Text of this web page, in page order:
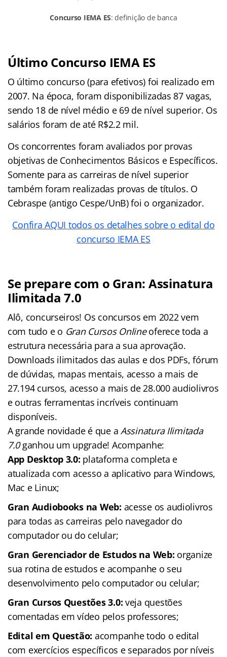
Concurso IEMA ES: definição de banca
Último Concurso IEMA ES
O último concurso (para efetivos) foi realizado em
2007. Na época, foram disponibilizadas 87 vagas,
sendo 18 de nível médio e 69 de nível superior. Os
salários foram de até R$2.2 mil.
Os concorrentes foram avaliados por provas
objetivas de Conhecimentos Básicos e Específicos.
Somente para as carreiras de nível superior
também foram realizadas provas de títulos. O
Cebraspe (antigo Cespe/UnB) foi o organizador.
Confira AQUI todos os detalhes sobre o edital do
concurso IEMA ES
Se prepare com o Gran: Assinatura
Ilimitada 7.0
Alô, concurseiros! Os concursos em 2022 vem
com tudo e o Gran Cursos Onlineoferece toda a
estrutura necessária para a sua aprovação.
Downloads ilimitados das aulas e dos PDFs, fórum
de dúvidas, mapas mentais, acesso a mais de
27.194 cursos, acesso a mais de 28.000 audiolivros
e outras ferramentas incríveis continuam
disponíveis.
A grande novidade é que a Assinatura Ilimitada
7.0ganhou um upgrade! Acompanhe:
App Desktop 3.0: plataforma completa e
atualizada com acesso a aplicativo para Windows,
Mac e Linux;
Gran Audiobooks na Web: acesse os audiolivros
para todas as carreiras pelo navegador do
computador ou do celular;
Gran Gerenciador de Estudos na Web: organize
sua rotina de estudos e acompanhe o seu
desenvolvimento pelo computador ou celular;
Gran Cursos Questões 3.0: veja questões
comentadas em vídeo pelos professores;
Edital em Questão: acompanhe todo o edital
com exercícios específicos e separados por níveis